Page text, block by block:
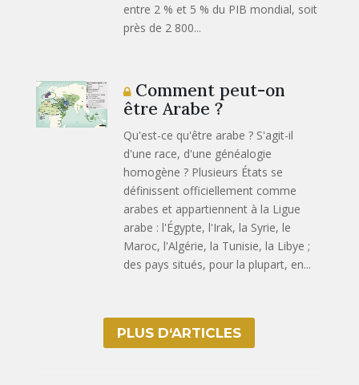
entre 2 % et 5 % du PIB mondial, soit
près de 2 800...
Comment peut-on
être Arabe ?
Qu'est-ce qu'être arabe ? S'agit-il
d'une race, d'une généalogie
homogène ? Plusieurs États se
définissent officiellement comme
arabes et appartiennent à la Ligue
arabe : l'Égypte, l'Irak, la Syrie, le
Maroc, l'Algérie, la Tunisie, la Libye ;
des pays situés, pour la plupart, en...
PLUS D‘ARTICLES